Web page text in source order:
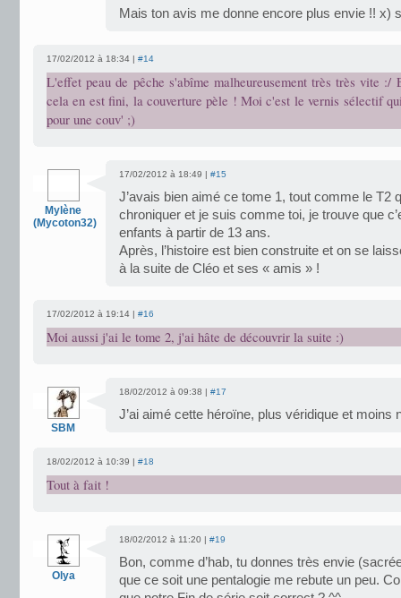
Mais ton avis me donne encore plus envie !! x)
17/02/2012 à 18:34 | #14
L'effet peau de pêche s'abîme malheureusement très très vite :/
cela en est fini, la couverture pèle ! Moi c'est le vernis sélectif
pour une couv' ;)
Mylène
(Mycoton32)
17/02/2012 à 18:49 | #15
J’avais bien aimé ce tome 1, tout comme le T2
chroniquer et je suis comme toi, je trouve que
enfants à partir de 13 ans.
Après, l’histoire est bien construite et on se
à la suite de Cléo et ses « amis » !
17/02/2012 à 19:14 | #16
Moi aussi j'ai le tome 2, j'ai hâte de découvrir la suite :)
SBM
18/02/2012 à 09:38 | #17
J’ai aimé cette héroïne, plus véridique et moins
18/02/2012 à 10:39 | #18
Tout à fait !
Olya
18/02/2012 à 11:20 | #19
Bon, comme d’hab, tu donnes très envie
que ce soit une pentalogie me rebute un peu.